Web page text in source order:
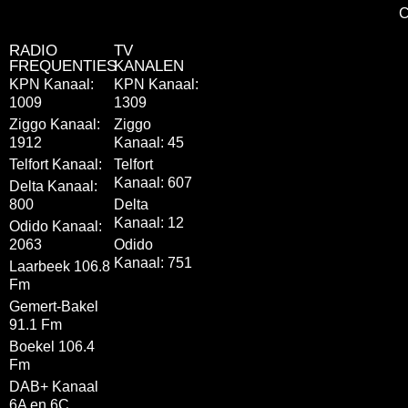
RADIO
FREQUENTIES
KPN Kanaal:
1009
Ziggo Kanaal:
1912
Telfort Kanaal:
Delta Kanaal:
800
Odido Kanaal:
2063
Laarbeek 106.8
Fm
Gemert-Bakel
91.1 Fm
Boekel 106.4
Fm
DAB+ Kanaal
TV
KANALEN
KPN Kanaal:
1309
Ziggo
Kanaal: 45
Telfort
Kanaal: 607
Delta
Kanaal: 12
Odido
Kanaal: 751